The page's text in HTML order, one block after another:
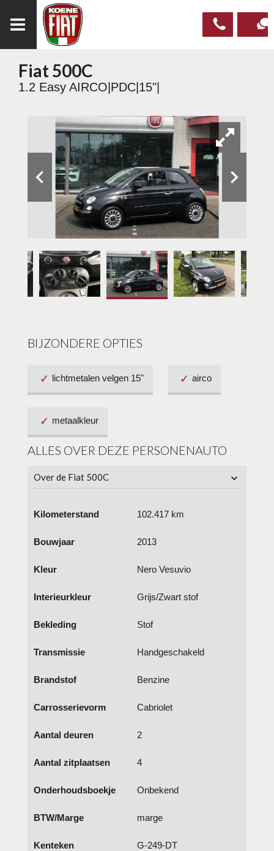
Fiat 500C
1.2 Easy AIRCO|PDC|15"|
BIJZONDERE OPTIES
lichtmetalen velgen 15" airco
metaalkleur
ALLES OVER DEZE PERSONENAUTO
Over de Fiat 500C
Kilometerstand 102.417 km
Bouwjaar 2013
Kleur Nero Vesuvio
Interieurkleur Grijs/Zwart stof
Bekleding Stof
Transmissie Handgeschakeld
Brandstof Benzine
Carrosserievorm Cabriolet
Aantal deuren 2
Aantal zitplaatsen 4
Onderhoudsboekje Onbekend
BTW/Marge marge
Kenteken G-249-DT